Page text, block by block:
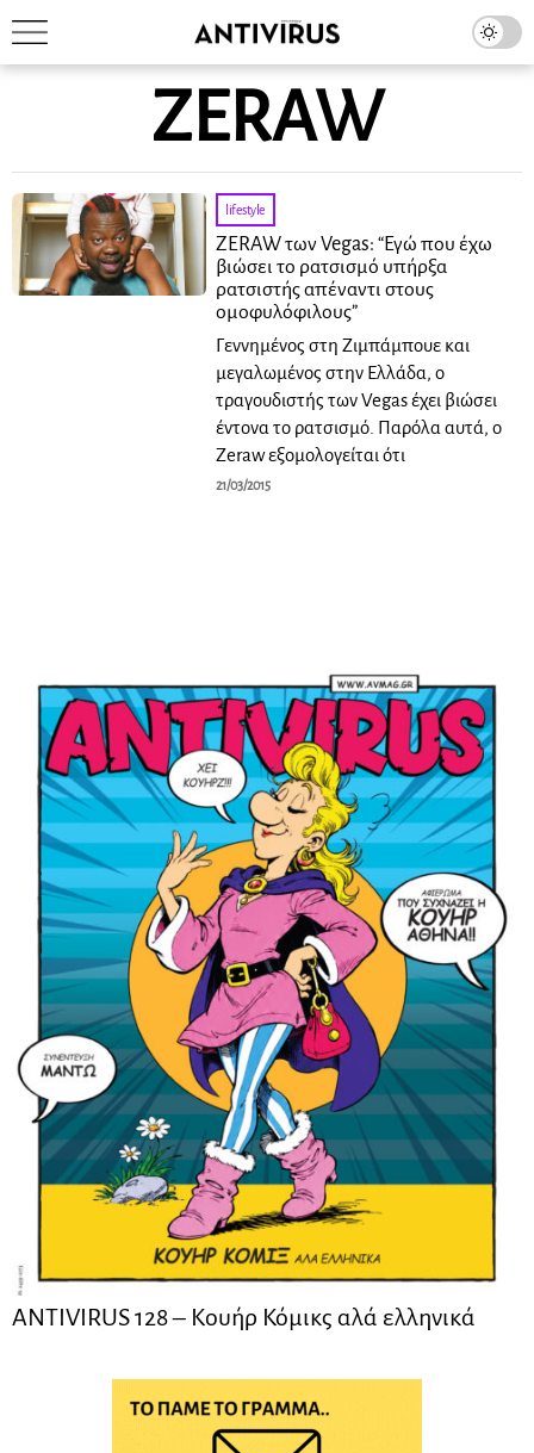
ZERAW
lifestyle
ZERAW των Vegas: “Εγώ που έχω
βιώσει το ρατσισμό υπήρξα
ρατσιστής απέναντι στους
ομοφυλόφιλους”
Γεννημένος στη Ζιμπάμπουε και
μεγαλωμένος στην Ελλάδα, ο
τραγουδιστής των Vegas έχει βιώσει
έντονα το ρατσισμό. Παρόλα αυτά, ο
Zeraw εξομολογείται ότι
21/03/2015
ANTIVIRUS 128 – Kουήρ Κόμικς αλά ελληνικά